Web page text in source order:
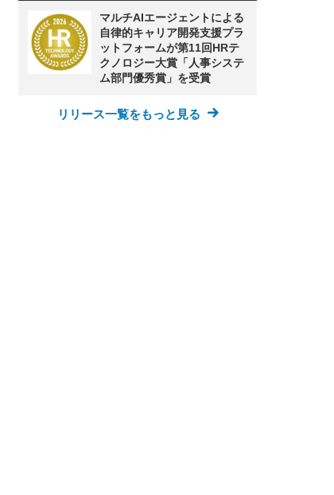
マルチAIエージェントによる
自律的キャリア開発支援プラ
ットフォームが第11回HRテ
クノロジー大賞「人事システ
ム部門優秀賞」を受賞
リリース一覧をもっと見る